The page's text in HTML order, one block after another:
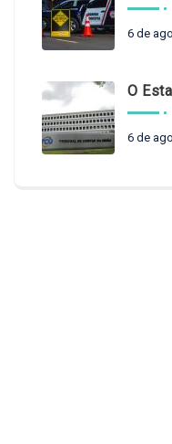
6 de
O Estado ficou mais
6 de